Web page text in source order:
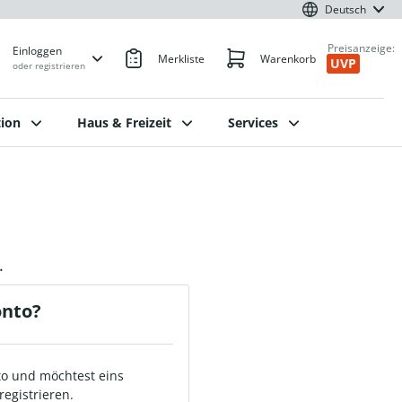
Deutsch
Einloggen
oder registrieren Merkliste Warenkorb
Preisanzeige:
UVP
Haus & Freizeit Services
und möchtest eins